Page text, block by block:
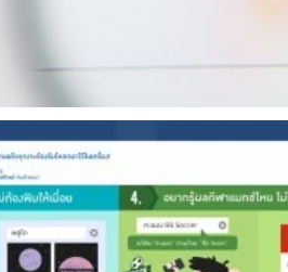
ข่าวส่วนใหญ่ที่แสดงจะเป็นข่าวขอ
นช่วงสองสามชั่วโมงก่อนหน้านี้ กลับ
สัยว่ามันเกิดอะไรขึ้นจึงไม่อัปเดตเรื่อง
ะมีสไปเดอร์โรบอตคอยรวบรวมเก็บข้
นีเว็บอยู่ตลอดเวลา เมื่อผู้ใช้ค้นหาใน
ที่ค้นหาไปสืบค้นในดัชนีว่ามีเนื้อหาและ
กนั้นก็จะแสดงเว็บเนื้อหาทั้งหมดที่ตร
Google ไม่สามารถเก็บดัชนีของเนื้อ
าที่แสดงออกมาก็จะไม่อัปเดตล่าสุดต
ความคาดหวังของผู้ใช้ ล่าสุด Google
Search บนสมาร์ทโฟนทำอ
ด
ทั้ง pc และ มือถือทั่วทั้งโลกเวลาจะค้น